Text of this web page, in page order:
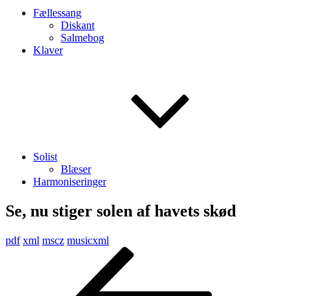
Fællessang
Diskant
Salmebog
Klaver
Solist
Blæser
Harmoniseringer
Se, nu stiger solen af havets skød
pdf xml mscz musicxml
Indlægsnavigation